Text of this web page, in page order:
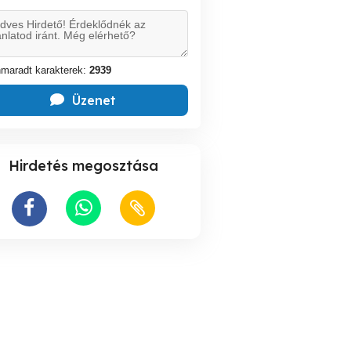
karakterek: 2939
Üzenet
Hirdetés megosztása